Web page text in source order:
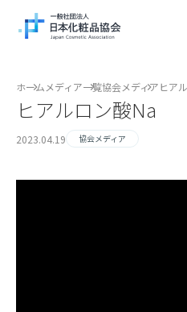
ホーム メディア一覧協会メディアヒア
ヒアルロン酸Na
2023.04.19 協会メディア